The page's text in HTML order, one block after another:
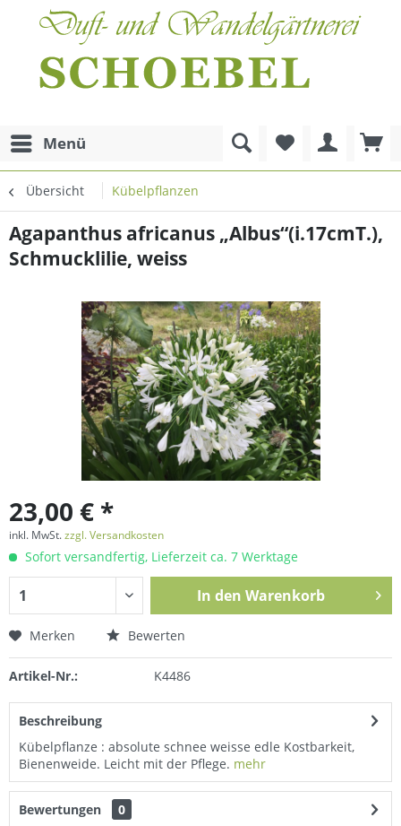
Menü
Übersicht Kübelpflanzen
Agapanthus africanus „Albus“(i.17cmT.),
Schmucklilie, weiss
23,00 € *
inkl. MwSt.zzgl. Versandkosten
Sofort versandfertig, Lieferzeit ca. 7 Werktage
In den Warenkorb
Merken Bewerten
Artikel-Nr.: K4486
Beschreibung
Kübelpflanze : absolute schnee weisse edle Kostbarkeit,
Bienenweide. Leicht mit der Pflege. mehr
Bewertungen
0